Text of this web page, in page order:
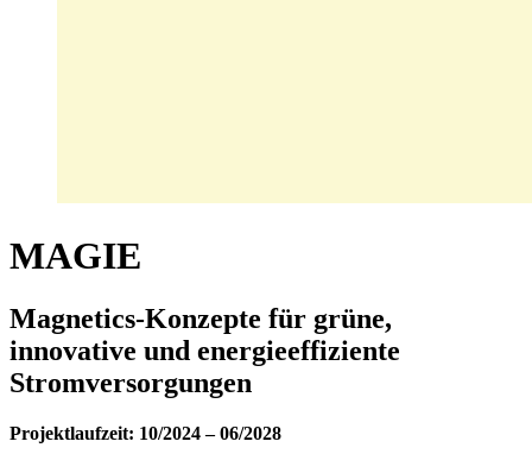
MAGIE
Magnetics-Konzepte für grüne,
innovative und energieeffiziente
Stromversorgungen
Projektlaufzeit: 10/2024 – 06/2028